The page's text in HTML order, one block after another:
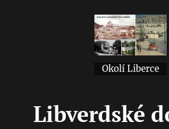
Okolí Liberce
Libverdské